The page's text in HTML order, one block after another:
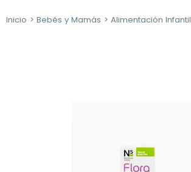
Inicio Bebés y Mamás Alimentación Infantil